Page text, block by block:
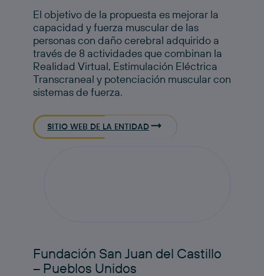
El objetivo de la propuesta es mejorar la
capacidad y fuerza muscular de las
personas con daño cerebral adquirido a
través de 8 actividades que combinan la
Realidad Virtual, Estimulación Eléctrica
Transcraneal y potenciación muscular con
sistemas de fuerza.​
SITIO WEB DE LA ENTIDAD
Fundación San Juan del Castillo
– Pueblos Unidos